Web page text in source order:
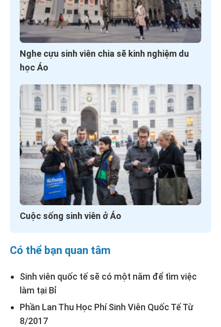
Nghe cựu sinh viên chia sẽ kinh nghiệm du
học Áo
Cuộc sống sinh viên ở Áo
Có thể bạn quan tâm
Sinh viên quốc tế sẽ có một năm để tìm việc
làm tại Bỉ
Phần Lan Thu Học Phí Sinh Viên Quốc Tế Từ
8/2017